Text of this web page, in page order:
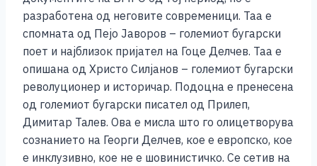
разработена од неговите современици. Таа е
спомната од Пејо Јаворов – големиот бугарски
поет и најблизок пријател на Гоце Делчев. Таа е
опишана од Христо Силјанов – големиот бугарски
револуционер и историчар. Подоцна е пренесена
од големиот бугарски писател од Прилеп,
Димитар Талев. Ова е мисла што го олицетворува
сознанието на Георги Делчев, кое е европско, кое
е инклузивно, кое не е шовинистичко. Се сетив на